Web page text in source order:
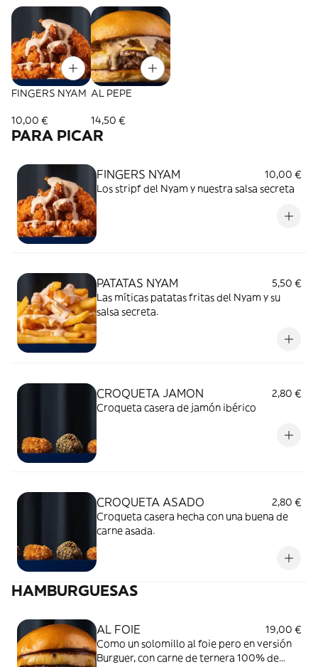
FINGERS NYAM
10,00 €
AL PEPE
14,50 €
PARA PICAR
FINGERS NYAM
10,00 €
Los stripf del Nyam y nuestra salsa secreta
PATATAS NYAM
5,50 €
Las míticas patatas fritas del Nyam y su
salsa secreta.
CROQUETA JAMON
2,80 €
Croqueta casera de jamón ibérico
CROQUETA ASADO
2,80 €
Croqueta casera hecha con una buena de
carne asada.
HAMBURGUESAS
AL FOIE
19,00 €
Como un solomillo al foie pero en versión
Burguer, con carne de ternera 100% de